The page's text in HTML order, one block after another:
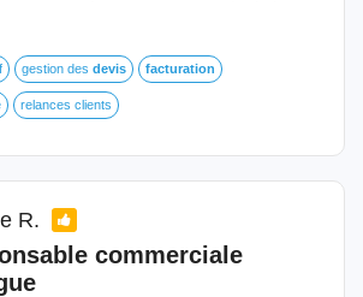
gestion des devis facturation
relances clients
R.
commerciale